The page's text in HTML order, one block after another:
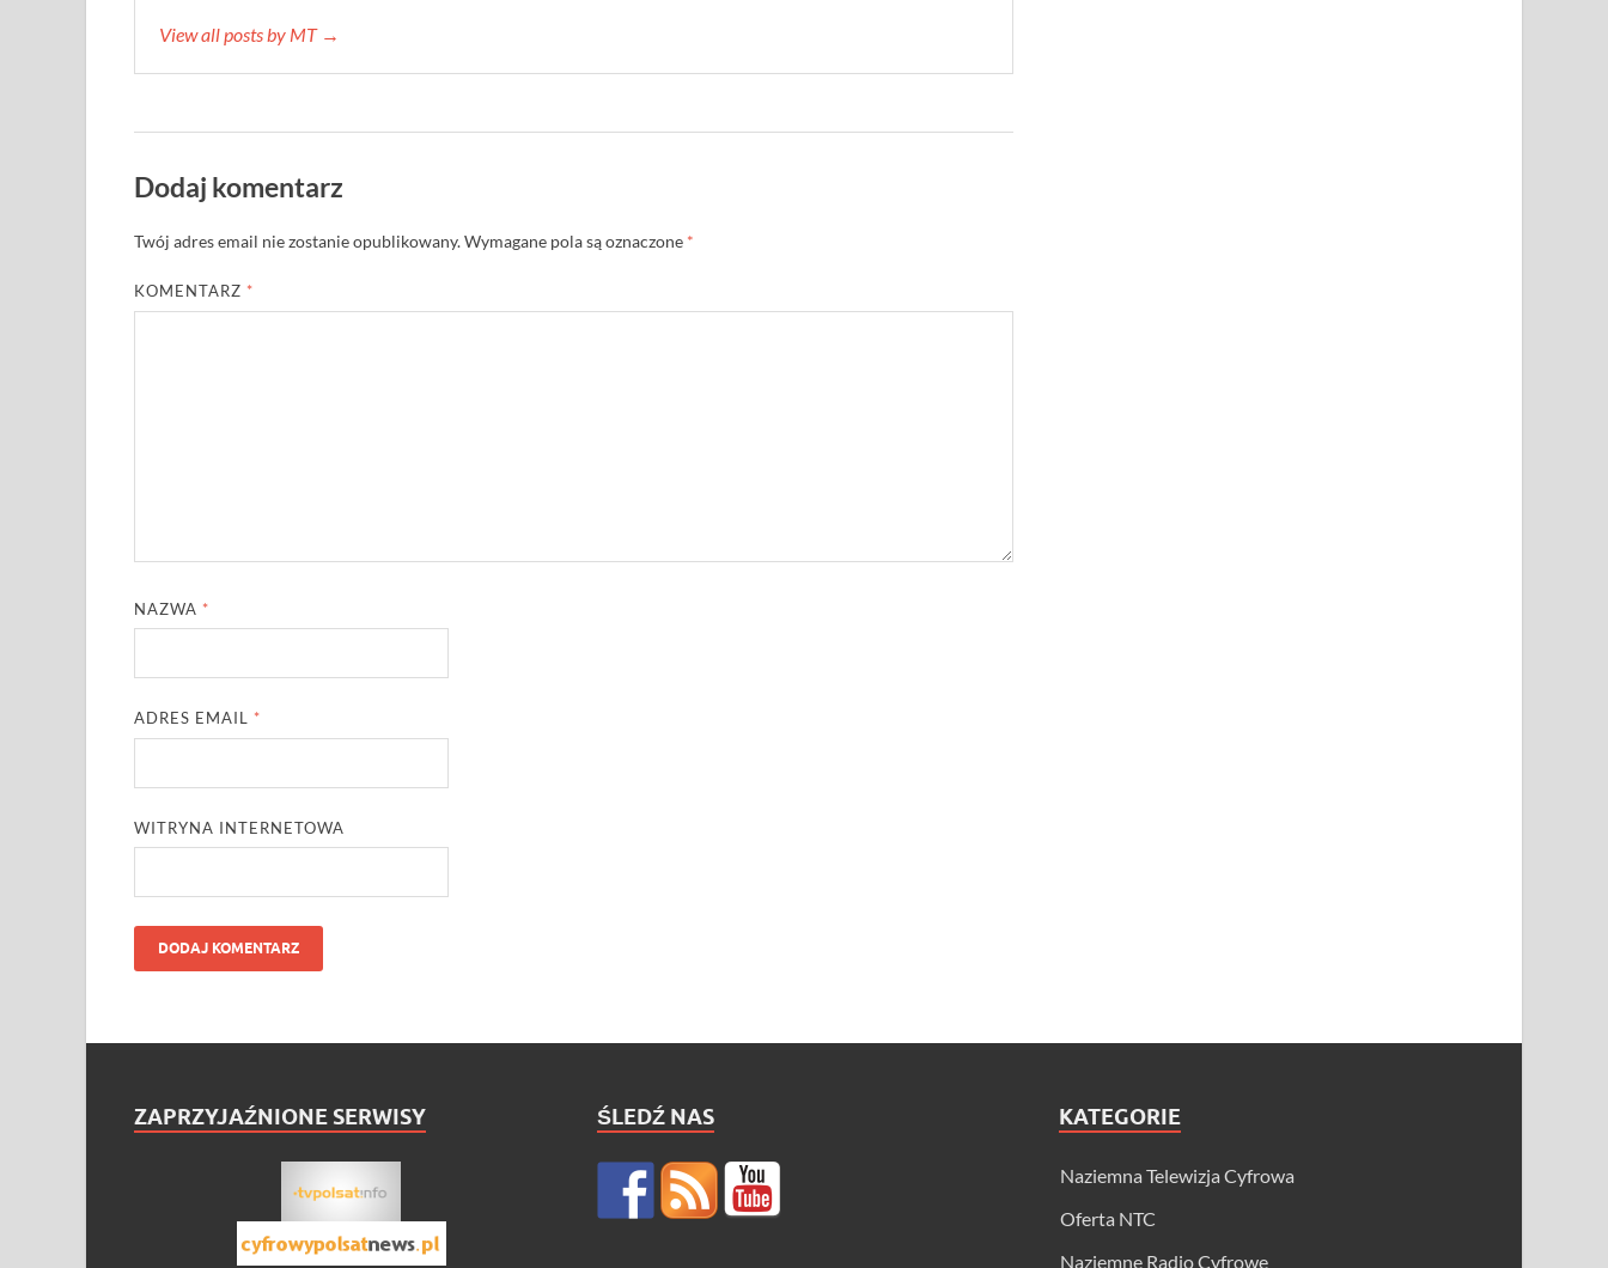
View all posts by MT →
Dodaj komentarz
Twój adres email nie zostanie opublikowany.Wymagane pola są oznaczone *
KOMENTARZ *
NAZWA *
ADRES EMAIL *
WITRYNA INTERNETOWA
ZAPRZYJAŹNIONE SERWISY ŚLEDŹ NAS KATEGORIE
Naziemna Telewizja Cyfrowa
Oferta NTC
Naziemne Radio Cyfrowe